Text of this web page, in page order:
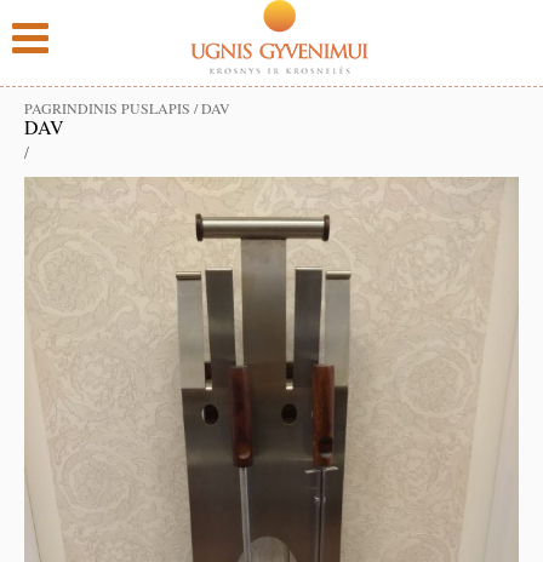
PAGRINDINIS PUSLAPIS /DAV
DAV
/